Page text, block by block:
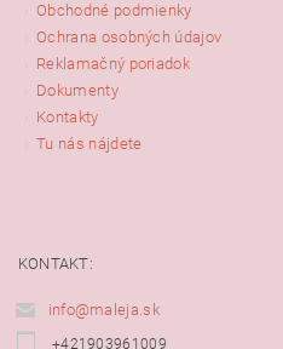
Obchodné podmienky
Ochrana osobných údajov
Reklamačný poriadok
Dokumenty
Kontakty
Tu nás nájdete
KONTAKT:
info@maleja.sk
+421903961009